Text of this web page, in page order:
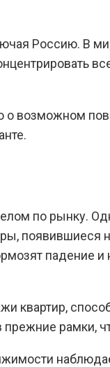
Россию. В
о возможном
по рынку.
появившиеся
падение и
квартир,
рамки,